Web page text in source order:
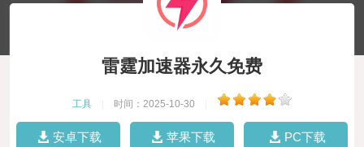
雷霆加速器永久免费
工具 时间：2025-10-30
安卓下载 苹果下载 PC下载